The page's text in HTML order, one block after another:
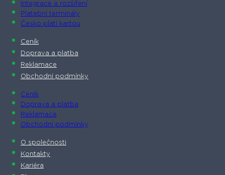
Integrace a rozšíření
Platební terminály
Česko platí kartou
Ceník
Doprava a platba
Reklamace
Obchodní podmínky
Ceník
Doprava a platba
Reklamace
Obchodní podmínky
O společnosti​
Kontakty
Kariéra